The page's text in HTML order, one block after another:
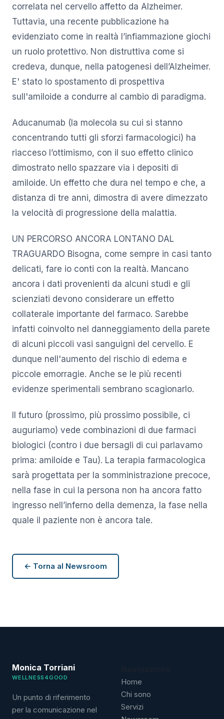
correlata nel cervello affetto da Alzheimer.
Tuttavia, una recente pubblicazione ha
evidenziato come in realtà l’infiammazione giochi
un ruolo protettivo. Non distruttiva come si
credeva, dunque, nella patogenesi dell’Alzheimer.
E' stato lo spostamento di prospettiva
sull'amiloide a condurre al cambio di paradigma.
Aducanumab (la molecola su cui si stanno
concentrando tutti gli sforzi farmacologici) ha
riacceso l’ottimismo, con il suo effetto clinico
dimostrato nello spazzare via i depositi di
amiloide. Un effetto che dura nel tempo e che, a
distanza di tre anni, dimostra di avere dimezzato
la velocità di progressione della malattia.
UN PERCORSO ANCORA LONTANO DAL
TRAGUARDO Bisogna, come sempre in casi tanto
delicati, fare io conti con la realtà. Mancano
ancora i dati provenienti da alcuni studi e gli
scienziati devono considerare un effetto
collaterale importante del farmaco. Sarebbe
infatti coinvolto nel danneggiamento della parete
di alcuni piccoli vasi sanguigni del cervello. E
dunque nell'aumento del rischio di edema e
piccole emorragie. Anche se le più recenti
evidenze sperimentali sembrano scagionarlo.
Il futuro (prossimo, più prossimo possibile, ci
auguriamo) vede combinazioni di due farmaci
biologici (contro i due bersagli di cui parlavamo
prima: amiloide e Tau). La terapia farmacologica
sarà progettata per la somministrazione precoce,
nella fase in cui la persona non ha ancora fatto
ingresso nell’inferno della demenza, la fase nella
quale il paziente non è ancora tale.
← Torna al Newsroom
Monica Torriani
WELLNESS4GOOD
Un punto di riferimento
per la comunicazione nel
Home
Chi sono
Servizi